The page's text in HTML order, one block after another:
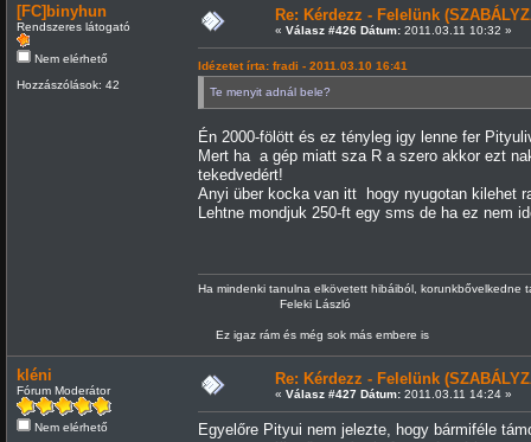
[FC]binyhun
Rendszeres látogató
Nem elérhető
Hozzászólások: 42
Re: Kérdezz - Felelünk
« Válasz #426 Dátum:2011.03.11 10:32 »
Idézetet írta: fradi - 2011.03.10 16:41
Te menyit adnál bele?
Én 2000-fölött és ez tényleg igy lenne fer
Mert ha a gép miatt sza R a szero akkor ezt
tekedvedért!
Anyi über kocka van itt hogy nyugotan kilehet
Lehtne mondjuk 250-ft egy sms de ha ez nem
Ha mindenki tanulna elkövetett hibáiból, korunkbővelkedne
Feleki László
Ez igaz rám és még sok más embere is
kléni
Fórum Moderátor
Nem elérhető
Re: Kérdezz - Felelünk
« Válasz #427 Dátum:2011.03.11 14:24 »
Egyelőre Pityui nem jelezte, hogy bármiféle